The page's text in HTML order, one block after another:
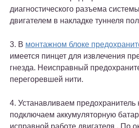
диагностического разъема
двигателем в накладке туннеля
3. В монтажном блоке
имеется пинцет для извлечения
гнезда. Неисправный
перегоревшей нити.
4. Устанавливаем предохранитель
подключаем аккумуляторную